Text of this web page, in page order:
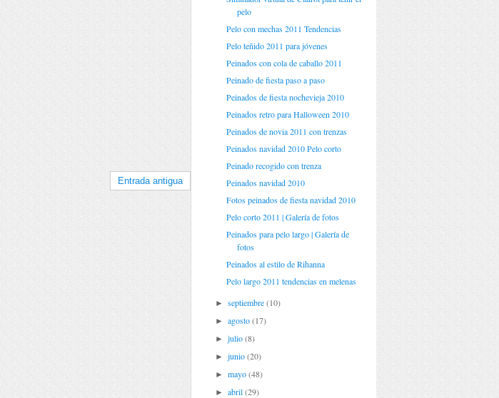
Entrada antigua
pelo
Pelo con mechas 2011 Tendencias
Pelo teñido 2011 para jóvenes
Peinados con cola de caballo 2011
Peinado de fiesta paso a paso
Peinados de fiesta nochevieja 2010
Peinados retro para Halloween 2010
Peinados de novia 2011 con trenzas
Peinados navidad 2010 Pelo corto
Peinado recogido con trenza
Peinados navidad 2010
Fotos peinados de fiesta navidad 2010
Pelo corto 2011 | Galería de fotos
Peinados para pelo largo | Galería de
fotos
Peinados al estilo de Rihanna
Pelo largo 2011 tendencias en melenas
►septiembre (10)
►agosto (17)
►julio (8)
►junio (20)
►mayo (48)
►abril (29)